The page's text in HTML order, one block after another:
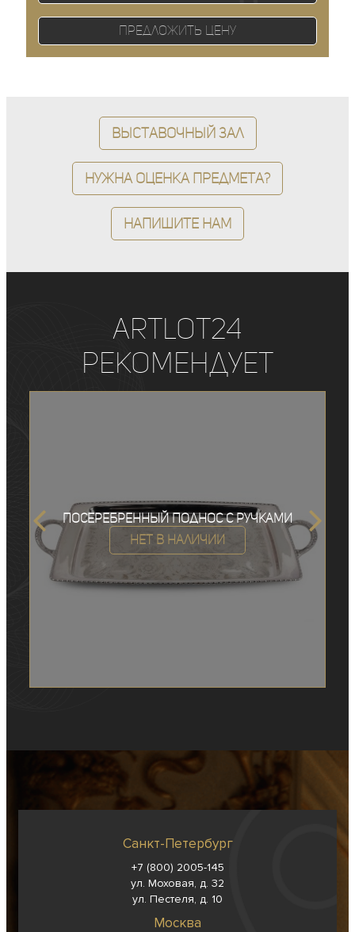
Предложить цену
Выставочный зал
Нужна оценка предмета?
Напишите нам
ArtLot24
рекомендует
Посеребренный поднос с ручками
Нет в наличии
Санкт-Петербург
+7 (800) 2005-145
ул. Моховая, д. 32
ул. Пестеля, д. 10
Москва